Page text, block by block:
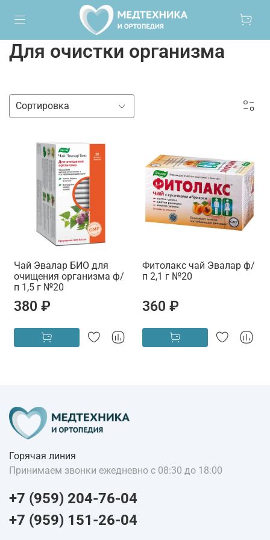
Для очистки организма
Чай Эвалар БИО для
очищения организма ф/
п 1,5 г №20
380 ₽
Фитолакс чай Эвалар ф/
п 2,1 г №20
360 ₽
Горячая линия
Принимаем звонки ежедневно с 08:30 до 18:00
+7 (959) 204-76-04
+7 (959) 151-26-04